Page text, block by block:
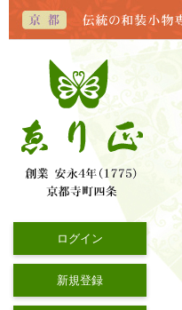
ログイン
新規登録